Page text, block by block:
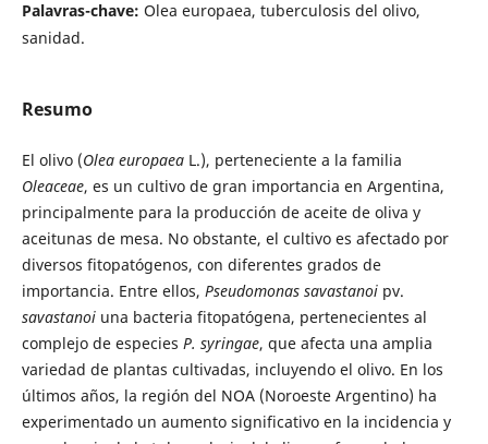
Palavras-chave: Olea europaea, tuberculosis del olivo,
sanidad.
Resumo
El olivo (Olea europaeaL.), perteneciente a la familia
Oleaceae, es un cultivo de gran importancia en Argentina,
principalmente para la producción de aceite de oliva y
aceitunas de mesa. No obstante, el cultivo es afectado por
diversos fitopatógenos, con diferentes grados de
importancia. Entre ellos, Pseudomonas savastanoipv.
savastanoiuna bacteria fitopatógena, pertenecientes al
complejo de especies P. syringae, que afecta una amplia
variedad de plantas cultivadas, incluyendo el olivo. En los
últimos años, la región del NOA (Noroeste Argentino) ha
experimentado un aumento significativo en la incidencia y